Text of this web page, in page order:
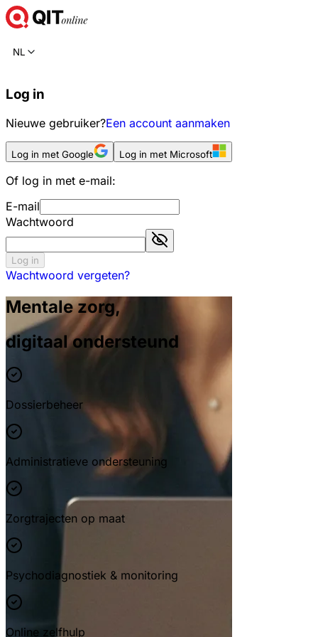
NL
Log in
Nieuwe gebruiker?Een account aanmaken
Log in met Google Log in met Microsoft
Of log in met e-mail:
E-mail
Wachtwoord
Log in
Wachtwoord vergeten?
Mentale zorg,
digitaal ondersteund
Dossierbeheer
Administratieve ondersteuning
Zorgtrajecten op maat
Psychodiagnostiek & monitoring
Online zelfhulp